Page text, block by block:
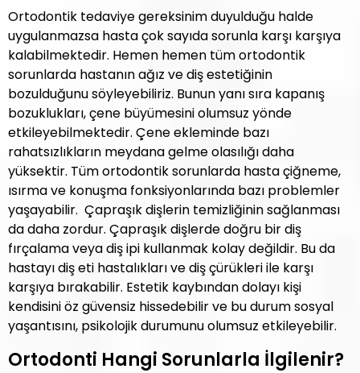
Ortodontik tedaviye gereksinim duyulduğu halde
uygulanmazsa hasta çok sayıda sorunla karşı karşıya
kalabilmektedir. Hemen hemen tüm ortodontik
sorunlarda hastanın ağız ve diş estetiğinin
bozulduğunu söyleyebiliriz. Bunun yanı sıra kapanış
bozuklukları, çene büyümesini olumsuz yönde
etkileyebilmektedir. Çene ekleminde bazı
rahatsızlıkların meydana gelme olasılığı daha
yüksektir. Tüm ortodontik sorunlarda hasta çiğneme,
ısırma ve konuşma fonksiyonlarında bazı problemler
yaşayabilir. Çapraşık dişlerin temizliğinin sağlanması
da daha zordur. Çapraşık dişlerde doğru bir diş
fırçalama veya diş ipi kullanmak kolay değildir. Bu da
hastayı diş eti hastalıkları ve diş çürükleri ile karşı
karşıya bırakabilir. Estetik kaybından dolayı kişi
kendisini öz güvensiz hissedebilir ve bu durum sosyal
yaşantısını, psikolojik durumunu olumsuz etkileyebilir.
Ortodonti Hangi Sorunlarla İlgilenir?